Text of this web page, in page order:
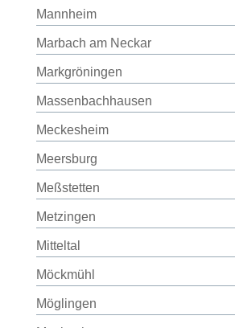
Mannheim
Marbach am Neckar
Markgröningen
Massenbachhausen
Meckesheim
Meersburg
Meßstetten
Metzingen
Mitteltal
Möckmühl
Möglingen